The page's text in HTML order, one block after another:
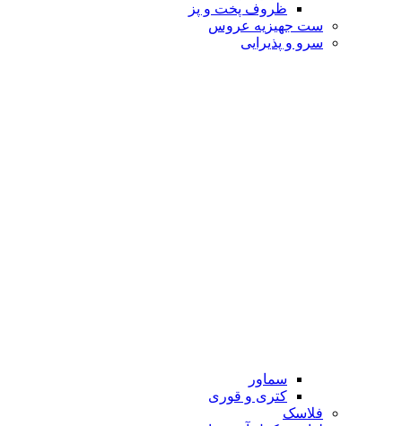
ظروف پخت و پز
ست جهیزیه عروس
سرو و پذیرایی
سماور
کتری و قوری
فلاسک